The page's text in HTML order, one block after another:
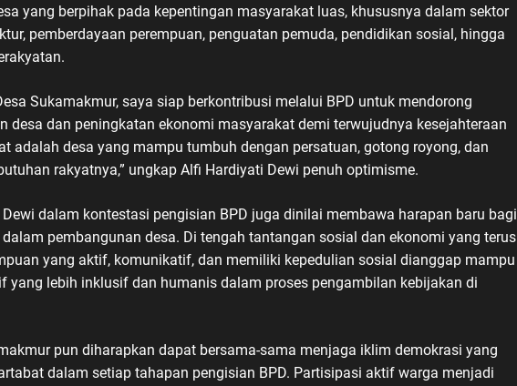
yang berpihak pada kepentingan masyarakat luas, khususnya dalam sektor
pemberdayaan perempuan, penguatan pemuda, pendidikan sosial, hingga
Sukamakmur, saya siap berkontribusi melalui BPD untuk mendorong
desa dan peningkatan ekonomi masyarakat demi terwujudnya kesejahteraan
adalah desa yang mampu tumbuh dengan persatuan, gotong royong, dan
rakyatnya,” ungkap Alfi Hardiyati Dewi penuh optimisme.
dalam kontestasi pengisian BPD juga dinilai membawa harapan baru bagi
pembangunan desa. Di tengah tantangan sosial dan ekonomi yang terus
yang aktif, komunikatif, dan memiliki kepedulian sosial dianggap mampu
yang lebih inklusif dan humanis dalam proses pengambilan kebijakan di
pun diharapkan dapat bersama-sama menjaga iklim demokrasi yang
dalam setiap tahapan pengisian BPD. Partisipasi aktif warga menjadi